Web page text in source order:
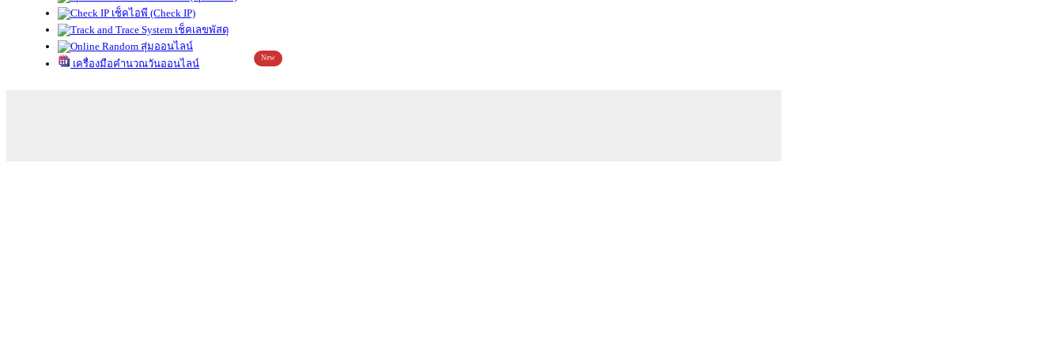
เช็คไอพี (Check IP)
เช็คเลขพัสดุ
สุ่มออนไลน์
เครื่องมือคำนวณวันออนไลน์
New